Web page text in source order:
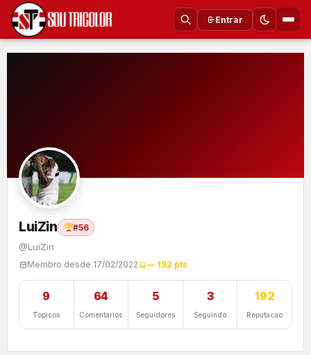
Entrar
LuiZin #56
@LuiZin
Membro desde 17/02/2022 — 192 pts
9
Topicos
64
Comentarios
5
Seguidores
3
Seguindo
192
Reputacao